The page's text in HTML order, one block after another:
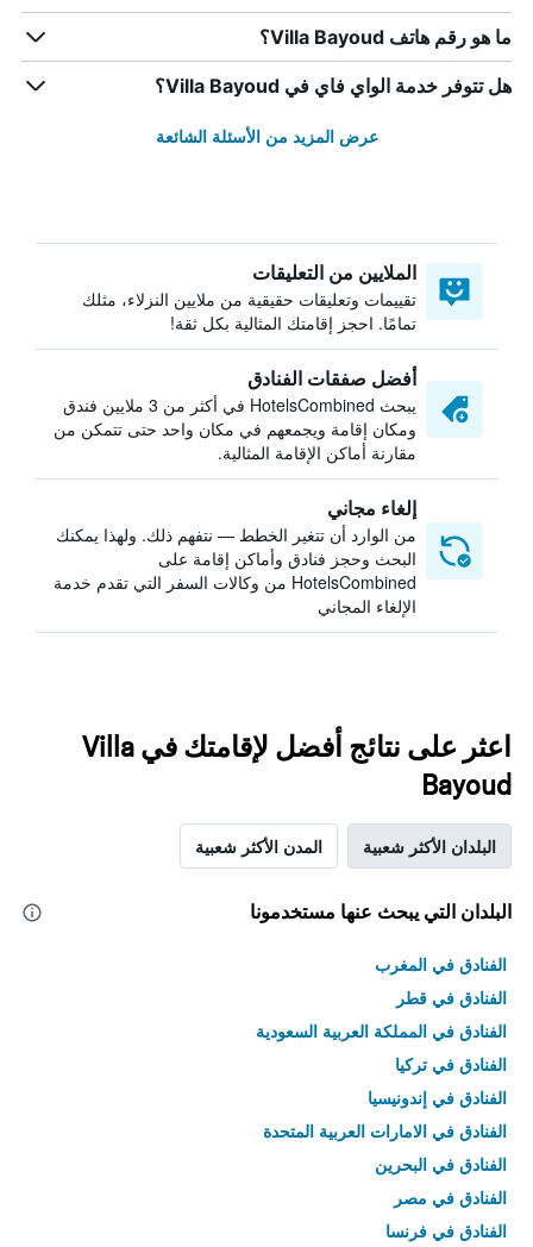
ما هو رقم هاتف Villa Bayoud؟
هل تتوفر خدمة الواي فاي في Villa Bayoud؟
عرض المزيد من الأسئلة الشائعة
الملايين من التعليقات
تقييمات وتعليقات حقيقية من ملايين النزلاء، مثلك
تمامًا. احجز إقامتك المثالية بكل ثقة!
أفضل صفقات الفنادق
يبحث HotelsCombined في أكثر من 3 ملايين فندق
ومكان إقامة ويجمعهم في مكان واحد حتى تتمكن من
مقارنة أماكن الإقامة المثالية.
إلغاء مجاني
من الوارد أن تتغير الخطط — نتفهم ذلك. ولهذا يمكنك
البحث وحجز فنادق وأماكن إقامة على
HotelsCombined من وكالات السفر التي تقدم خدمة
الإلغاء المجاني
اعثر على نتائج أفضل لإقامتك في Villa
Bayoud
البلدان الأكثر شعبية المدن الأكثر شعبية
البلدان التي يبحث عنها مستخدمونا
الفنادق في المغرب
الفنادق في قطر
الفنادق في المملكة العربية السعودية
الفنادق في تركيا
الفنادق في إندونيسيا
الفنادق في الامارات العربية المتحدة
الفنادق في البحرين
الفنادق في مصر
الفنادق في فرنسا